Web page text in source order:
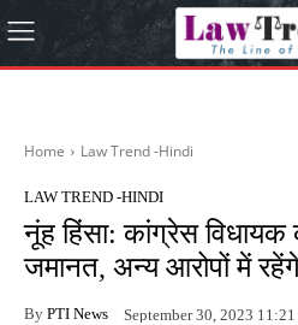
Home Law Trend -Hindi
LAW TREND -HINDI
नूंह हिंसा: कांग्रेस विधायक
जमानत, अन्य आरोपों में
By PTI News September 30, 2023